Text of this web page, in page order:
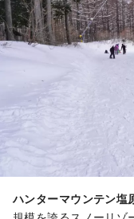
ハンターマウンテン塩